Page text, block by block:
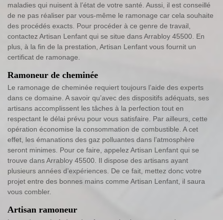
maladies qui nuisent à l’état de votre santé. Aussi, il est conseillé
de ne pas réaliser par vous-même le ramonage car cela souhaite
des procédés exacts. Pour procéder à ce genre de travail,
contactez Artisan Lenfant qui se situe dans Arrabloy 45500. En
plus, à la fin de la prestation, Artisan Lenfant vous fournit un
certificat de ramonage.
Ramoneur de cheminée
Le ramonage de cheminée requiert toujours l’aide des experts
dans ce domaine. A savoir qu’avec des dispositifs adéquats, ses
artisans accomplissent les tâches à la perfection tout en
respectant le délai prévu pour vous satisfaire. Par ailleurs, cette
opération économise la consommation de combustible. A cet
effet, les émanations des gaz polluantes dans l’atmosphère
seront minimes. Pour ce faire, appelez Artisan Lenfant qui se
trouve dans Arrabloy 45500. Il dispose des artisans ayant
plusieurs années d’expériences. De ce fait, mettez donc votre
projet entre des bonnes mains comme Artisan Lenfant, il saura
vous combler.
Artisan ramoneur